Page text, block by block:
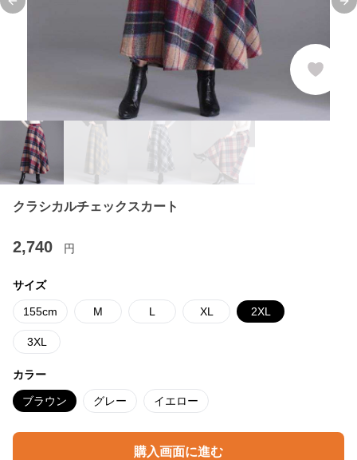
Previous slide
クラシカルチェックスカート
2,740 円
サイズ
155cm M L XL 2XL
3XL
カラー
ブラウン グレー イエロー
購入画面に進む